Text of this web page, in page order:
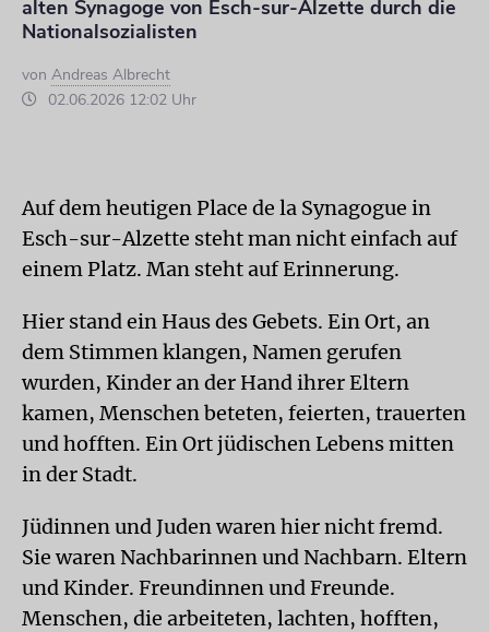
alten Synagoge von Esch-sur-Alzette durch die
Nationalsozialisten
von Andreas Albrecht
02.06.2026 12:02 Uhr
Auf dem heutigen Place de la Synagogue in
Esch-sur-Alzette steht man nicht einfach auf
einem Platz. Man steht auf Erinnerung.
Hier stand ein Haus des Gebets. Ein Ort, an
dem Stimmen klangen, Namen gerufen
wurden, Kinder an der Hand ihrer Eltern
kamen, Menschen beteten, feierten, trauerten
und hofften. Ein Ort jüdischen Lebens mitten
in der Stadt.
Jüdinnen und Juden waren hier nicht fremd.
Sie waren Nachbarinnen und Nachbarn. Eltern
und Kinder. Freundinnen und Freunde.
Menschen, die arbeiteten, lachten, hofften,